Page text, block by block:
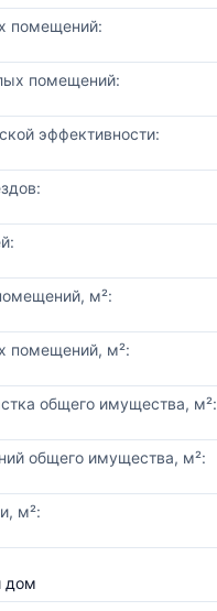
помещений:
помещений:
эффективности:
м²:
помещений, м²:
общего имущества, м²:
общего имущества, м²:
м²:
дом